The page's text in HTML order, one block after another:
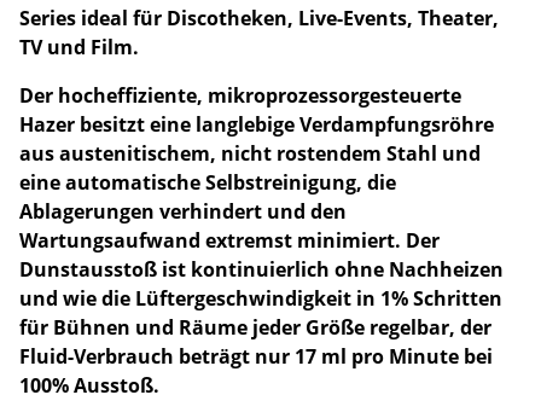
Series ideal für Discotheken, Live-Events, Theater,
TV und Film.
Der hocheffiziente, mikroprozessorgesteuerte
Hazer besitzt eine langlebige Verdampfungsröhre
aus austenitischem, nicht rostendem Stahl und
eine automatische Selbstreinigung, die
Ablagerungen verhindert und den
Wartungsaufwand extremst minimiert. Der
Dunstausstoß ist kontinuierlich ohne Nachheizen
und wie die Lüftergeschwindigkeit in 1% Schritten
für Bühnen und Räume jeder Größe regelbar, der
Fluid-Verbrauch beträgt nur 17 ml pro Minute bei
100% Ausstoß.